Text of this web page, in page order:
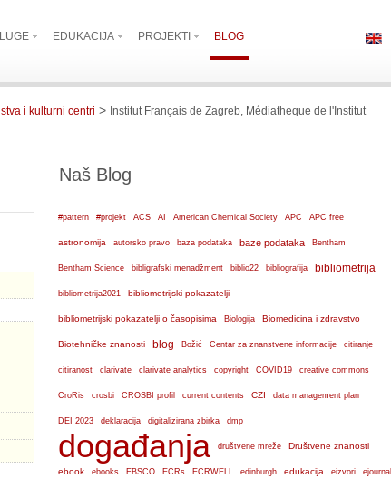
EDUKACIJA PROJEKTI BLOG
i kulturni centri > Institut Français de Zagreb, Médiatheque de l'Institut
Naš Blog
#pattern #projekt ACS AI American Chemical Society APC APC free
astronomija autorsko pravo baza podataka baze podataka Bentham
Bentham Science bibligrafski menadžment biblio22 bibliografija bibliometrija
bibliometrija2021 bibliometrijski pokazatelji
bibliometrijski pokazatelji o časopisima Biologija Biomedicina i zdravstvo
Biotehničke znanosti blog Božić Centar za znanstvene informacije citiranje
citiranost clarivate clarivate analytics copyright COVID19 creative commons
CroRis crosbi CROSBI profil current contents CZI data management plan
DEI 2023 deklaracija digitalizirana zbirka dmp
događanja društvene mreže Društvene znanosti
ebook ebooks EBSCO ECRs ECRWELL edinburgh edukacija eizvori ejournal